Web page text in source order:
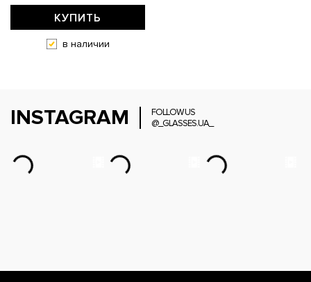
КУПИТЬ
в наличии
INSTAGRAM
FOLLOW US
@_GLASSES.UA_